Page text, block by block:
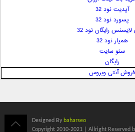
آپدیت نود 32
پسورد نود 32
لایسنس رایگان نود 32
همیار نود 32
سئو سایت
رایگان
فروش آنتی ویروس
Designed By baharseo
Copyright 2010-2021 | Allright Reserved